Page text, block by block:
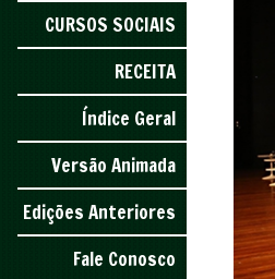
CURSOS SOCIAIS
RECEITA
Índice Geral
Versão Animada
Edições Anteriores
Fale Conosco